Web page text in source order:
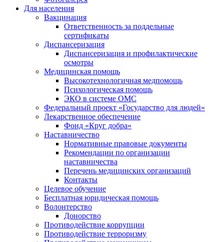
Для населения
Вакцинация
Ответственность за поддельные
сертификаты
Диспансеризация
Диспансеризация и профилактические
осмотры
Медицинская помощь
Высокотехнологичная медпомощь
Психологическая помощь
ЭКО в системе ОМС
Федеральный проект «Государство для людей»
Лекарственное обеспечение
Фонд «Круг добра»
Наставничество
Нормативные правовые документы
Рекомендации по организации
наставничества
Перечень медицинских организаций
Контакты
Целевое обучение
Бесплатная юридическая помощь
Волонтерство
Донорство
Противодействие коррупции
Противодействие терроризму